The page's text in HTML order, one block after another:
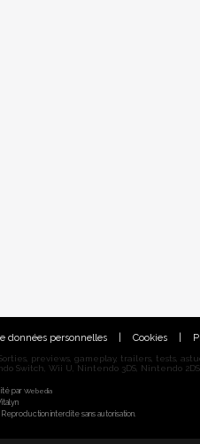
données personnelles Cookies
previews, gameplay, trailers, tests,
Switch, Wii U, Nintendo 3DS, Nintendo 2DS,
par Webedia
interdite sans autorisation.